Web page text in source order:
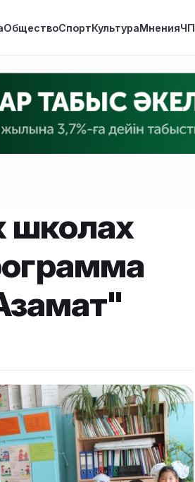
ОбществоСпортКультураМненияЧП
школах